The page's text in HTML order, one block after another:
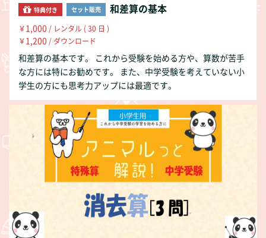
特典付き セット販売 和差算の基本
￥1,000 / レンタル ( 30 日 )
￥1,200 / ダウンロード
和差算の基本です。 これから受験を始める方や、算数が苦手
な方には特にお勧めです。 また、中学受験を考えていない小
学生の方にも思考力アップには最適です。